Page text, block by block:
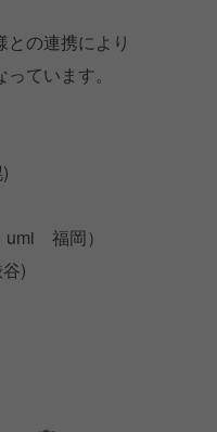
の連携により
ています。
umi 福岡）
)